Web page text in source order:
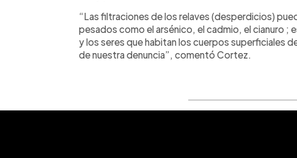
“Las filtraciones de los relaves (desperdicios)
pesados como el arsénico, el cadmio, el cianuro ;
y los seres que habitan los cuerpos superficiales
de nuestra denuncia”, comentó Cortez.